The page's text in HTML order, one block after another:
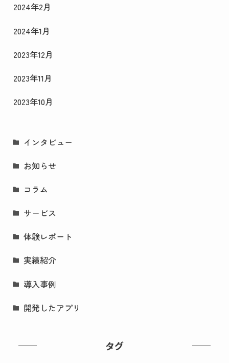
2024年2月
2024年1月
2023年12月
2023年11月
2023年10月
インタビュー
お知らせ
コラム
サービス
体験レポート
実績紹介
導入事例
開発したアプリ
タグ